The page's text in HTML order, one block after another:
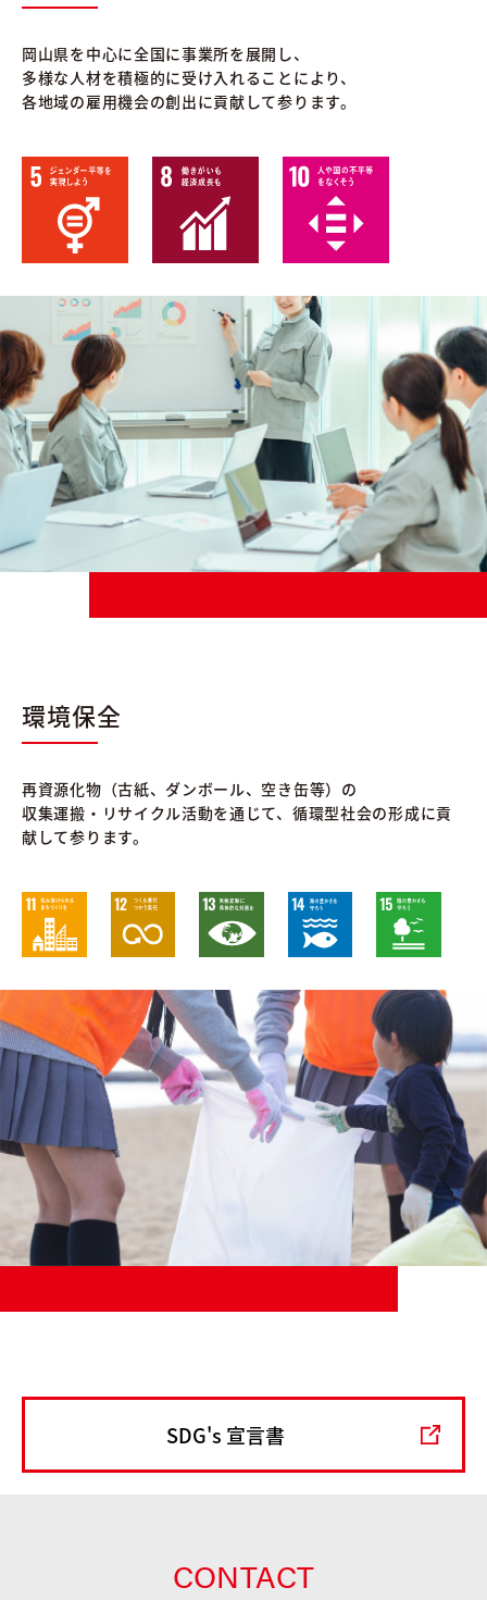
岡山県を中心に全国に事業所を展開し、
多様な人材を積極的に受け入れることにより、
各地域の雇用機会の創出に貢献して参ります。
環境保全
再資源化物（古紙、ダンボール、空き缶等）の
収集運搬・リサイクル活動を通じて、循環型社会の形成に貢
献して参ります。
SDG's 宣言書
CONTACT